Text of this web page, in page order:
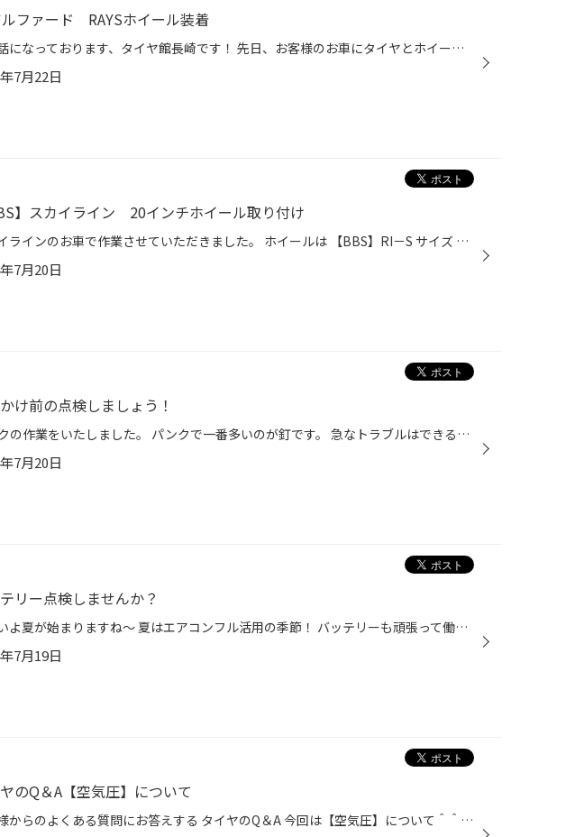
ファード RAYSホイール装着
お世話になっております、タイヤ館長崎です！ 先日、お客様のお車にタイヤとホイールを装着させていただきました。 お車は30アルファードです タイヤ：レグノGR-XⅢ ホイール：RAYS HOMURA 2X9BD サイズ：20インチ 8.5Jインセット38 5H114.3 ホイールナットとハブリングもRAYS製を装着しました。
7月22日
】スカイライン 20インチホイール取り付け
スカイラインのお車で作業させていただきました。 ホイールは 【BBS】RI－S サイズ 20 × 10J 5 114 30DB 納期に時間かかり、ご迷惑お掛けしましたが 待ってよかったですね！バッチリな仕上がりです☆彡 車高を落としてホイールをいれさせていただきました。 ホイールのお見積り・商談も気軽にご来店...
7月20日
け前の点検しましょう！
パンクの作業をいたしました。 パンクで一番多いのが釘です。 急なトラブルはできるだけ避けたいですが＞＜ おでかけの前に大事なのが点検です！ お客様のクルマの状態やタイヤの状態を無料でしっかり点検いたします。 もちろん点検の結果はお客様にわかりやすく報告しますので お気軽に安心してお...
7月20日
リー点検しませんか？
いよいよ夏が始まりますね～ 夏はエアコンフル活用の季節！ バッテリーも頑張って働いてくれています！ 最近はバッテリー交換をさせていただくことが多いです♪ ２・３年以上交換していない方は点検をおすすめします！ 点検は無料ですので気軽にご来店ください＾＾
7月19日
のQ＆A【空気圧】について
お客様からのよくある質問にお答えする タイヤのQ＆A 今回は【空気圧】について＾＾ タイヤの空気圧は車種ごとにカーメーカーが指定している圧があります。 運転席側のドア付近あるいは給油口などに貼付している 空気圧表示シール に記載されています。 空気圧低下を考慮して車両指定空気圧を基準と...